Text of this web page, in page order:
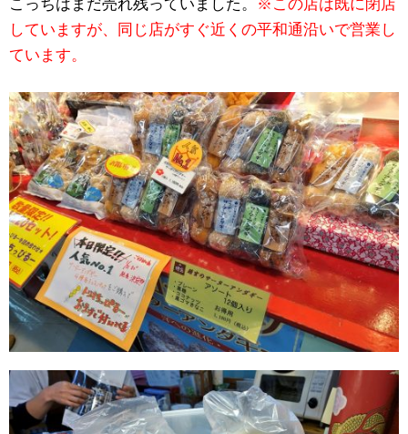
こっちはまだ売れ残っていました。
※この店は既に閉店
していますが、同じ店がすぐ近くの平和通沿いで営業し
ています。